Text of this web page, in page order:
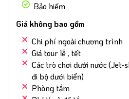
Khám phá
Vé tham quan Vé máy
Dịch vụ
Bảo hiểm
Giá không bao gồm
Chi phí ngoài chương trình
Giá tour lễ , tết
Các trò chơi dưới nước (Jet-
đi bộ dưới biển)
Phòng tắm